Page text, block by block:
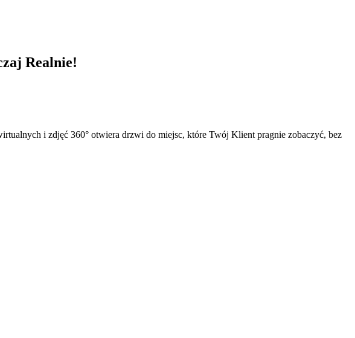
Realnie!
i zdjęć 360° otwiera drzwi do miejsc, które Twój Klient pragnie zobaczyć, bez